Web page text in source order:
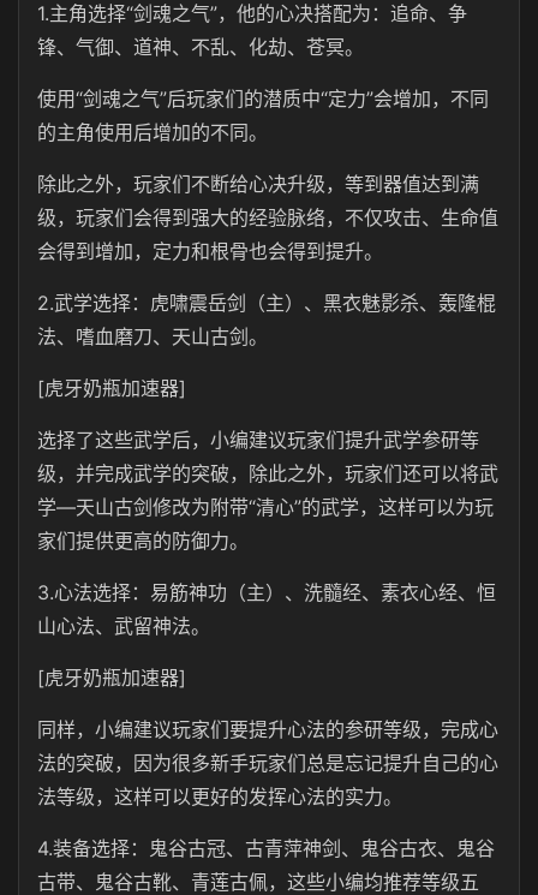
1.主角选择“剑魂之气”，他的心决搭配为：追命、争
锋、气御、道神、不乱、化劫、苍冥。
使用“剑魂之气”后玩家们的潜质中“定力”会增加，不同
的主角使用后增加的不同。
除此之外，玩家们不断给心决升级，等到器值达到满
级，玩家们会得到强大的经验脉络，不仅攻击、生命值
会得到增加，定力和根骨也会得到提升。
2.武学选择：虎啸震岳剑（主）、黑衣魅影杀、轰隆棍
法、嗜血磨刀、天山古剑。
[虎牙奶瓶加速器]
选择了这些武学后，小编建议玩家们提升武学参研等
级，并完成武学的突破，除此之外，玩家们还可以将武
学—天山古剑修改为附带“清心”的武学，这样可以为玩
家们提供更高的防御力。
3.心法选择：易筋神功（主）、洗髓经、素衣心经、恒
山心法、武留神法。
[虎牙奶瓶加速器]
同样，小编建议玩家们要提升心法的参研等级，完成心
法的突破，因为很多新手玩家们总是忘记提升自己的心
法等级，这样可以更好的发挥心法的实力。
4.装备选择：鬼谷古冠、古青萍神剑、鬼谷古衣、鬼谷
古带、鬼谷古靴、青莲古佩，这些小编均推荐等级五